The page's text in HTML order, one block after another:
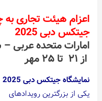
اعزام هیئت تجارى
جیتکس دبی 2025
امارات متحده عربی
از ۲۱ تا ۲۵ مهر
نمایشگاه جیتکس دبی 2025
یکی از بزرگترین رویدادهای